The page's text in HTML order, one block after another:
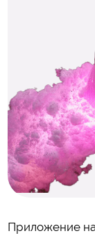
Приложение